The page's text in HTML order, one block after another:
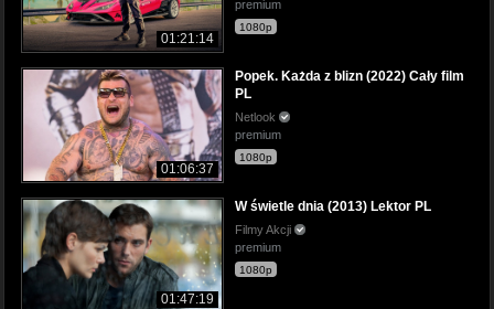
01:21:14
premium
1080p
01:06:37
Popek. Każda z blizn (2022) Cały film
PL
Netlook
premium
1080p
01:47:19
W świetle dnia (2013) Lektor PL
Filmy Akcji
premium
1080p